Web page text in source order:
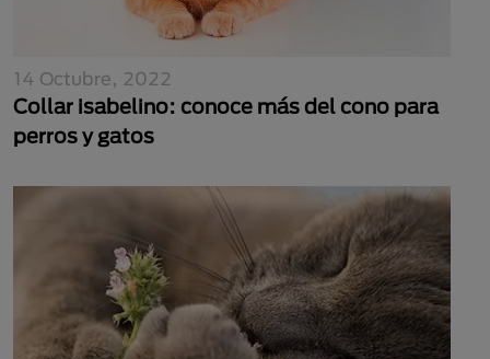
14 Octubre, 2022
Collar isabelino: conoce más del cono para
perros y gatos